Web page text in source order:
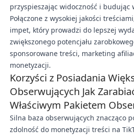
przyspieszając widoczność i budując
Połączone z wysokiej jakości
impet, który prowadzi do lepszej
zwiększonego potencjału
sponsorowane treści, marketing
monetyzacji.
Korzyści z Posiadania
Obserwujących Jak
Właściwym Pakietem
Silna baza obserwujących znacząco
zdolność do monetyzacji treści na